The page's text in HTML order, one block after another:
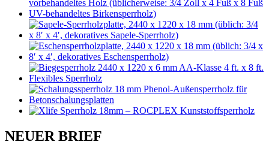
NEUER BRIEF